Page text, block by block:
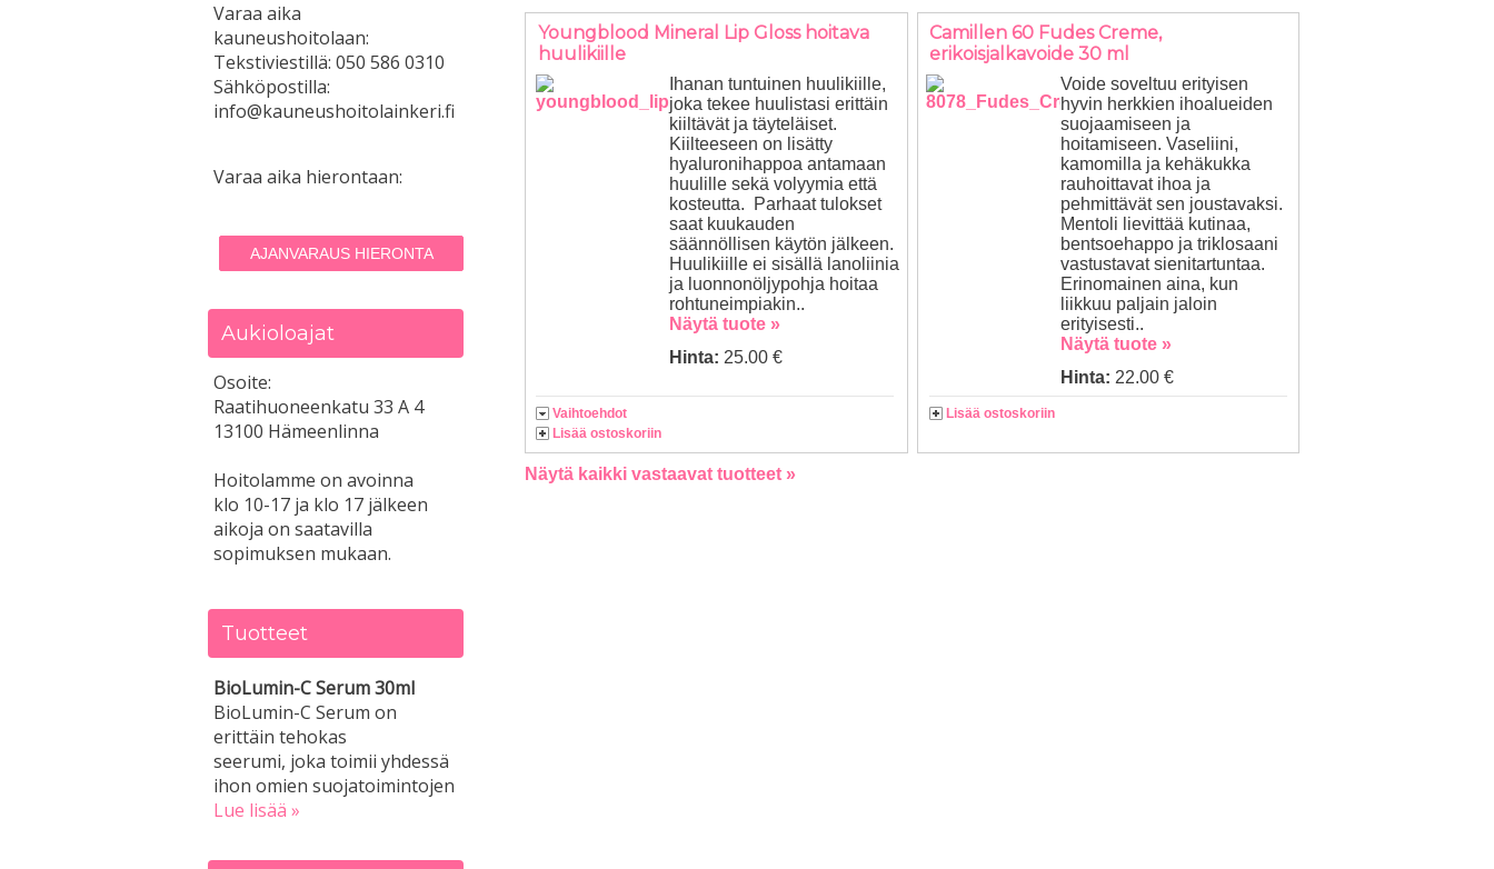
Youngblood Mineral Lip Gloss hoitava
huulikiille
Ihanan tuntuinen huulikiille,
joka tekee huulistasi erittäin
kiiltävät ja täyteläiset.
Kiilteeseen on lisätty
hyaluronihappoa antamaan
huulille sekä volyymia että
kosteutta. Parhaat tulokset
saat kuukauden
säännöllisen käytön jälkeen.
Huulikiille ei sisällä lanoliinia
ja luonnonöljypohja hoitaa
rohtuneimpiakin..
Näytä tuote »
Hinta: 25.00 €
Vaihtoehdot
Lisää ostoskoriin
Camillen 60 Fudes Creme,
erikoisjalkavoide 30 ml
Voide soveltuu erityisen
hyvin herkkien ihoalueiden
suojaamiseen ja
hoitamiseen. Vaseliini,
kamomilla ja kehäkukka
rauhoittavat ihoa ja
pehmittävät sen joustavaksi.
Mentoli lievittää kutinaa,
bentsoehappo ja triklosaani
vastustavat sienitartuntaa.
Erinomainen aina, kun
liikkuu paljain jaloin
erityisesti..
Näytä tuote »
Hinta: 22.00 €
Lisää ostoskoriin
Näytä kaikki vastaavat tuotteet »
Varaa aika
kauneushoitolaan:
Tekstiviestillä: 050 586 0310
Sähköpostilla:
info@kauneushoitolainkeri.fi
Varaa aika hierontaan:
AJANVARAUS HIERONTA
Aukioloajat
Osoite:
Raatihuoneenkatu 33 A 4
13100 Hämeenlinna
Hoitolamme on avoinna
klo 10-17 ja klo 17 jälkeen
aikoja on saatavilla
sopimuksen mukaan.
Tuotteet
BioLumin-C Serum 30ml
BioLumin-C Serum on
erittäin tehokas
seerumi, joka toimii yhdessä
ihon omien suojatoimintojen
Lue lisää »